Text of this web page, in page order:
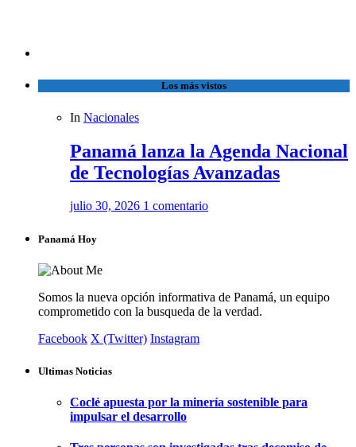
Los más vistos
In Nacionales
Panamá lanza la Agenda Nacional
de Tecnologías Avanzadas
julio 30, 2026 1 comentario
Panamá Hoy
Somos la nueva opción informativa de Panamá, un equipo
comprometido con la busqueda de la verdad.
Facebook X (Twitter) Instagram
Ultimas Noticias
Coclé apuesta por la minería sostenible para
impulsar el desarrollo